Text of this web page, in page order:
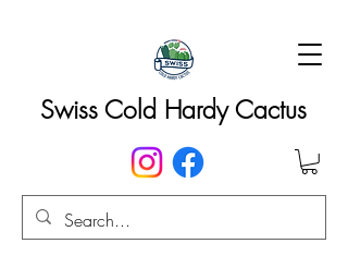
Swiss Cold Hardy Cactus